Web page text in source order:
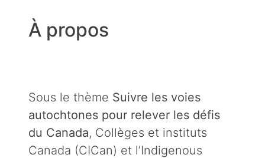
À propos
Sous le thème Suivre les voies
autochtones pour relever les défis
du Canada, Collèges et instituts
Canada (CICan) et l’Indigenous